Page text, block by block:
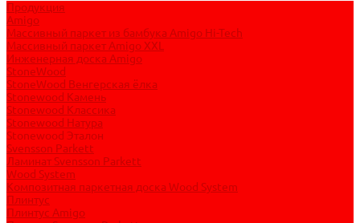
Продукция
Amigo
Массивный паркет из бамбука Amigo Hi-Tech
Массивный паркет Amigo XXL
Инженерная доска Amigo
StoneWood
StoneWood Венгерская ёлка
Stonewood Камень
Stonewood Классика
Stonewood Натура
Stonewood Эталон
Svensson Parkett
Ламинат Svensson Parkett
Wood System
Композитная паркетная доска Wood System
Плинтус
Плинтус Amigo